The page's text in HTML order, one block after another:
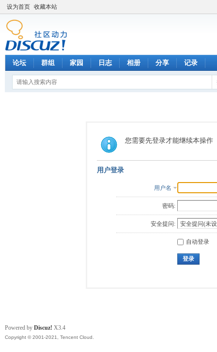
设为首页 收藏本站
论坛 群组 家园 日志 相册 分享 记录
您需要先登录才能继续本操作
用户登录
用户名
密码:
安全提问:
自动登录
登录
Powered by Discuz! X3.4
Copyright © 2001-2021, Tencent Cloud.